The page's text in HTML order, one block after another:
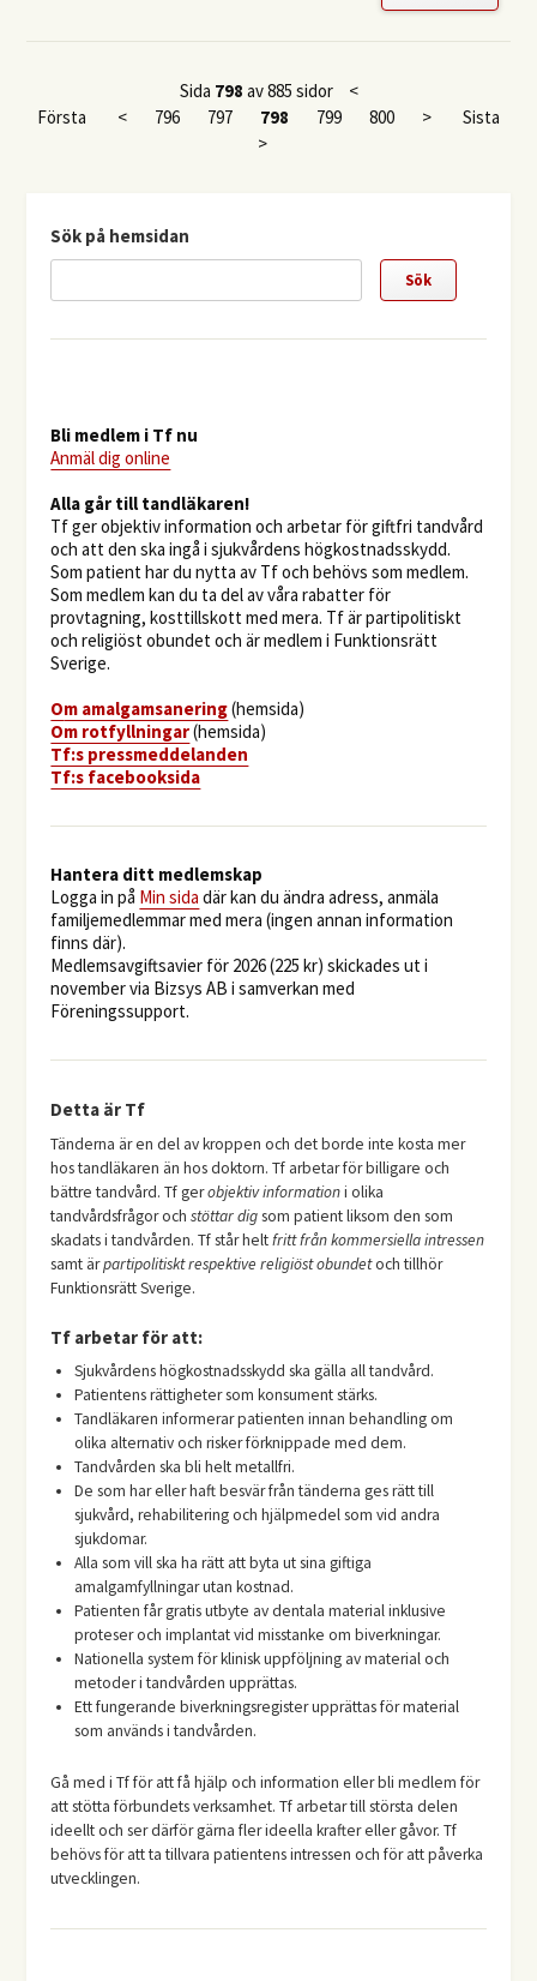
Sida 798 av 885 sidor
<
Första
< 796 797 798 799 800 >
Sista
>
Sök på hemsidan
Bli medlem i Tf nu
Anmäl dig online
​Alla går till tandläkaren!
Tf ger objektiv information och arbetar för giftfri tandvård
och att den ska ingå i sjukvårdens högkostnadsskydd.
Som patient har du nytta av Tf och behövs som medlem.
Som medlem kan du ta del av våra rabatter för
provtagning, kosttillskott med mera. Tf är partipolitiskt
och religiöst obundet och är medlem i Funktionsrätt
Sverige.
Om amalgamsanering(hemsida)
Om rotfyllningar(hemsida)
​Tf:s pressmeddelanden
Tf:s facebooksida
Hantera ditt medlemskap
Logga in på Min sida där kan du ändra adress, anmäla
familjemedlemmar med mera (ingen annan information
finns där).
Medlemsavgiftsavier för 2026 (225 kr) skickades ut i
november via Bizsys AB i samverkan med
Föreningssupport.
Detta är Tf
Tänderna är en del av kroppen och det borde inte kosta mer
hos tandläkaren än hos doktorn. Tf arbetar för billigare och
bättre tandvård. Tf gerobjektiv informationi olika
tandvårdsfrågor ochstöttar digsom patient liksom den som
skadats i tandvården. Tf står heltfritt från kommersiella intressen
samt ärpartipolitiskt respektive religiöst obundetoch tillhör
Funktionsrätt Sverige.
Tf arbetar för att:
Sjukvårdens högkostnadsskydd ska gälla all tandvård.
Patientens rättigheter som konsument stärks.
Tandläkaren informerar patienten innan behandling om
olika alternativ och risker förknippade med dem.
Tandvården ska bli helt metallfri.
De som har eller haft besvär från tänderna ges rätt till
sjukvård, rehabilitering och hjälpmedel som vid andra
sjukdomar.
Alla som vill ska ha rätt att byta ut sina giftiga
amalgamfyllningar utan kostnad.
Patienten får gratis utbyte av dentala material inklusive
proteser och implantat vid misstanke om biverkningar.
Nationella system för klinisk uppföljning av material och
metoder i tandvården upprättas.
Ett fungerande biverkningsregister upprättas för material
som används i tandvården.
Gå med i Tf för att få hjälp och information eller bli medlem för
att stötta förbundets verksamhet. Tf arbetar till största delen
ideellt och ser därför gärna fler ideella krafter eller gåvor. Tf
behövs för att ta tillvara patientens intressen och för att påverka
utvecklingen.